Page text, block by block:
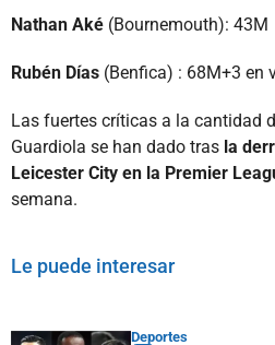
Nathan Aké (Bournemouth): 43M
Rubén Días (Benfica) : 68M+3 en
Las fuertes críticas a la cantidad
Guardiola se han dado tras la
Leicester City en la Premier
semana.
Le puede interesar
Deportes